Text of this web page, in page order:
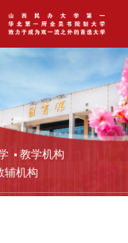
教学机构
辅机构